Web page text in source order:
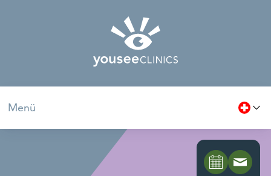
Menü